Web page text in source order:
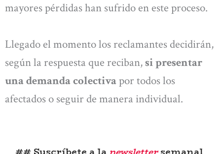
mayores pérdidas han sufrido en este proceso.
Llegado el momento los reclamantes decidirán,
según la respuesta que reciban,si presentar
una demanda colectivapor todos los
afectados o seguir de manera individual.